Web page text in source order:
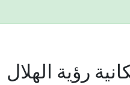
رؤية الهلال